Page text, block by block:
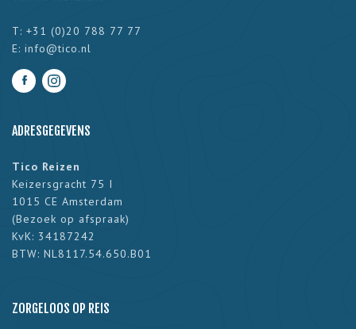
T: +31 (0)20 788 77 77
E: info@tico.nl
ADRESGEGEVENS
Tico Reizen
Keizersgracht 75 I
1015 CE Amsterdam
(Bezoek op afspraak)
KvK: 34187242
BTW: NL8117.54.650.B01
ZORGELOOS OP REIS